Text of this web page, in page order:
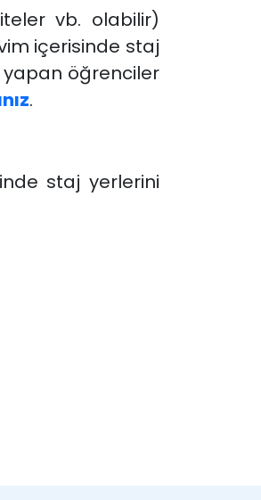
vb. olabilir)
içerisinde staj
yapan öğrenciler
.
staj yerlerini